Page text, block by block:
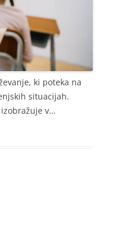
ki poteka na
situacijah.
izobražuje v…